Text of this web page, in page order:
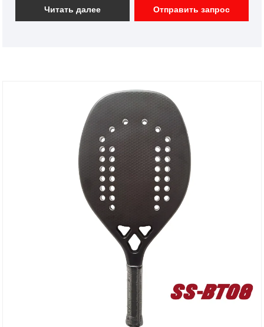
карбоновых ракеток для весла, карбоновых ракеток
для сквоша, карбоновых ракеток для тенниса и т. д.
Читать далее Отправить запрос